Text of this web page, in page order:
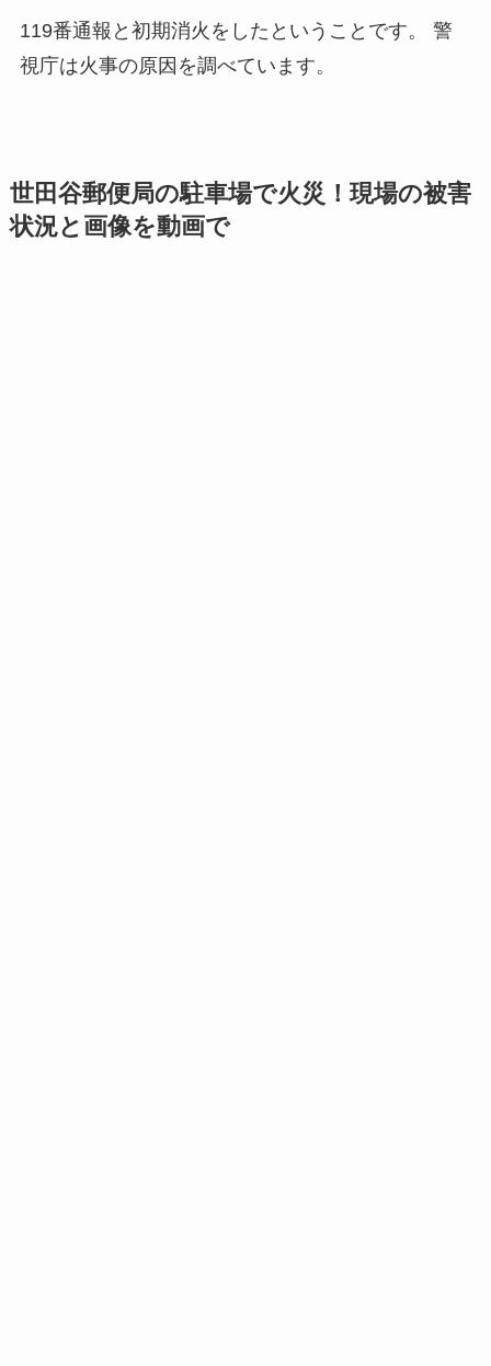
119番通報と初期消火をしたということです。 警
視庁は火事の原因を調べています。
世田谷郵便局の駐車場で火災！現場の被害
状況と画像を動画で